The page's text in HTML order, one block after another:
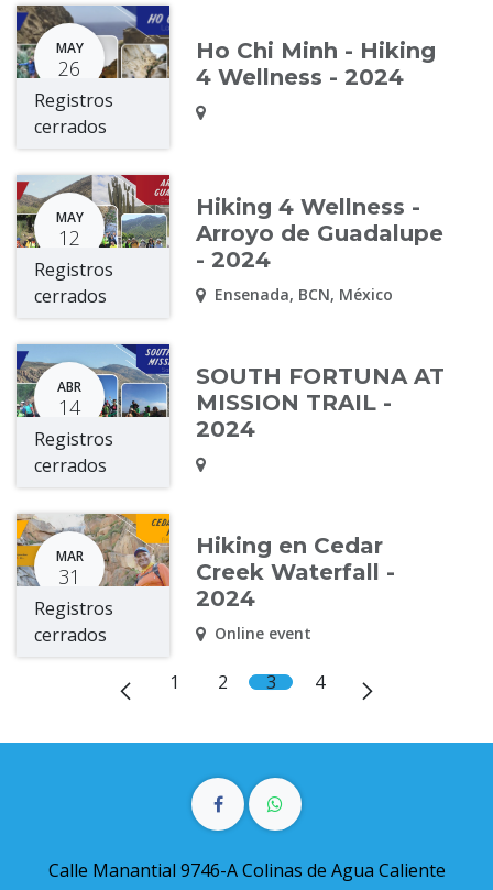
MAY
26
Registros
cerrados
Ho Chi Minh - Hiking
4 Wellness - 2024
MAY
12
Registros
cerrados
Hiking 4 Wellness -
Arroyo de Guadalupe
- 2024
Ensenada, BCN, México
ABR
14
Registros
cerrados
SOUTH FORTUNA AT
MISSION TRAIL -
2024
MAR
31
Registros
cerrados
Hiking en Cedar
Creek Waterfall -
2024
Online event
1 2 3 4
Calle Manantial 9746-A Colinas de Agua Caliente